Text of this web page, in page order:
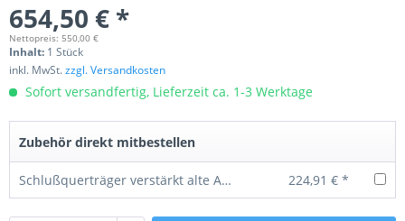
654,50 € *
Nettopreis: 550,00 €
Inhalt: 1 Stück
inkl. MwSt.zzgl. Versandkosten
Sofort versandfertig, Lieferzeit ca. 1-3 Werktage
Zubehör direkt mitbestellen
Schlußquerträger verstärkt alte Ausführung LB 120x55 12t / 15t HW 80 224,91 € *